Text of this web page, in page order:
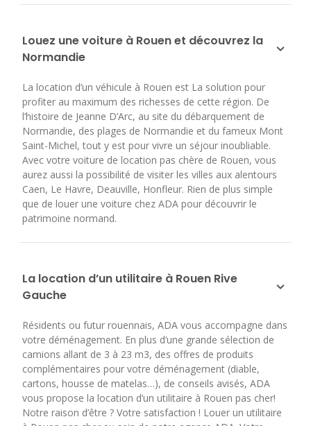
Louez une voiture à Rouen et découvrez la
Normandie
La location d’un véhicule à Rouen est La solution pour
profiter au maximum des richesses de cette région. De
l’histoire de Jeanne D’Arc, au site du débarquement de
Normandie, des plages de Normandie et du fameux Mont
Saint-Michel, tout y est pour vivre un séjour inoubliable.
Avec votre voiture de location pas chère de Rouen, vous
aurez aussi la possibilité de visiter les villes aux alentours
Caen, Le Havre, Deauville, Honfleur. Rien de plus simple
que de louer une voiture chez ADA pour découvrir le
patrimoine normand.
La location d’un utilitaire à Rouen Rive
Gauche
Résidents ou futur rouennais, ADA vous accompagne dans
votre déménagement. En plus d’une grande sélection de
camions allant de 3 à 23 m3, des offres de produits
complémentaires pour votre déménagement (diable,
cartons, housse de matelas…), de conseils avisés, ADA
vous propose la location d’un utilitaire à Rouen pas cher!
Notre raison d’être ? Votre satisfaction ! Louer un utilitaire